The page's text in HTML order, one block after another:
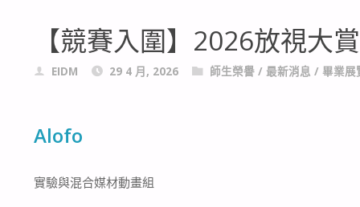
【競賽入圍】2026放視大
EIDM 29 4 月, 2026 師生榮譽/ 最新消息 / 畢業展
Alofo
實驗與混合媒材動畫組